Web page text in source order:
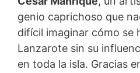
genio caprichoso que
difícil imaginar cómo se
Lanzarote sin su
en toda la isla. Gracias